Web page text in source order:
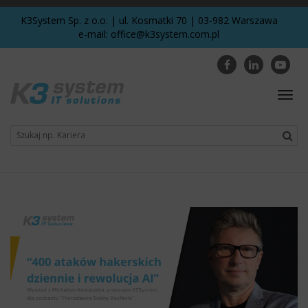
K3System Sp. z o.o. | ul. Kosmatki 70 | 03-982 Warszawa
e-mail: office@k3system.com.pl